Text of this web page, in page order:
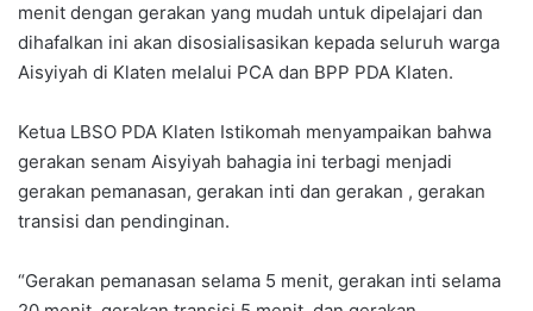
menit dengan gerakan yang mudah untuk dipelajari dan
dihafalkan ini akan disosialisasikan kepada seluruh warga
Aisyiyah di Klaten melalui PCA dan BPP PDA Klaten.
Ketua LBSO PDA Klaten Istikomah menyampaikan bahwa
gerakan senam Aisyiyah bahagia ini terbagi menjadi
gerakan pemanasan, gerakan inti dan gerakan , gerakan
transisi dan pendinginan.
“Gerakan pemanasan selama 5 menit, gerakan inti selama